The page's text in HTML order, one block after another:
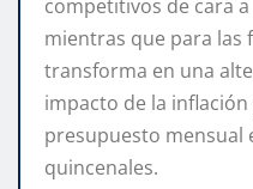
competitivos de cara
mientras que para las
transforma en una
impacto de la
presupuesto mensual
quincenales.